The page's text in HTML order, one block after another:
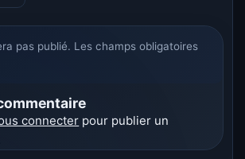
pas publié. Les champs obligatoires
connecter pour publier un